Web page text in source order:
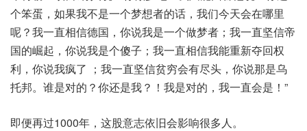
个笨蛋，如果我不是一个梦想者的话，我们今天会在哪里
呢？我一直相信德国，你说我是一个做梦者；我一直坚信帝
国的崛起，你说我是个傻子；我一直相信我能重新夺回权
利，你说我疯了 ；我一直坚信贫穷会有尽头，你说那是乌
托邦。谁是对的？你还是我？！我是对的，我一直会是！”
即便再过1000年，这股意志依旧会影响很多人。